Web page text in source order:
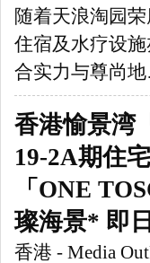
随着天浪淘园
住宿及水疗设
合实力与尊尚
香港愉景湾
19-2A期住
「ONE
璨海景* 即
香港 - Media